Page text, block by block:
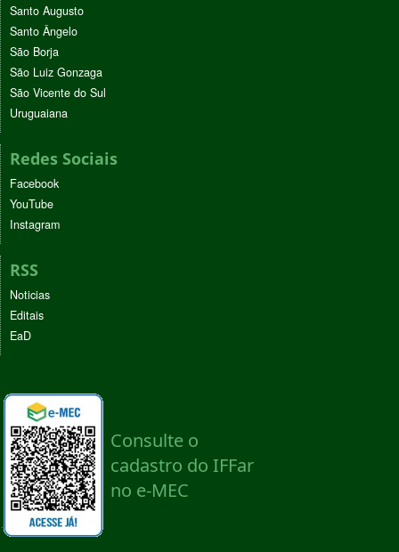
Santo Augusto
Santo Ângelo
São Borja
São Luiz Gonzaga
São Vicente do Sul
Uruguaiana
Redes Sociais
Facebook
YouTube
Instagram
RSS
Noticias
Editais
EaD